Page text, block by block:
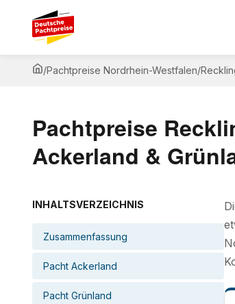
/Pachtpreise Nordrhein-Westfalen/
Pachtpreise
Ackerland &
INHALTSVERZEICHNIS
Zusammenfassung
Pacht Ackerland
Pacht Grünland